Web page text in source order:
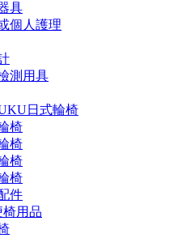
具
個人護理
測用具
日式輪椅
椅
椅
椅
椅
件
用品